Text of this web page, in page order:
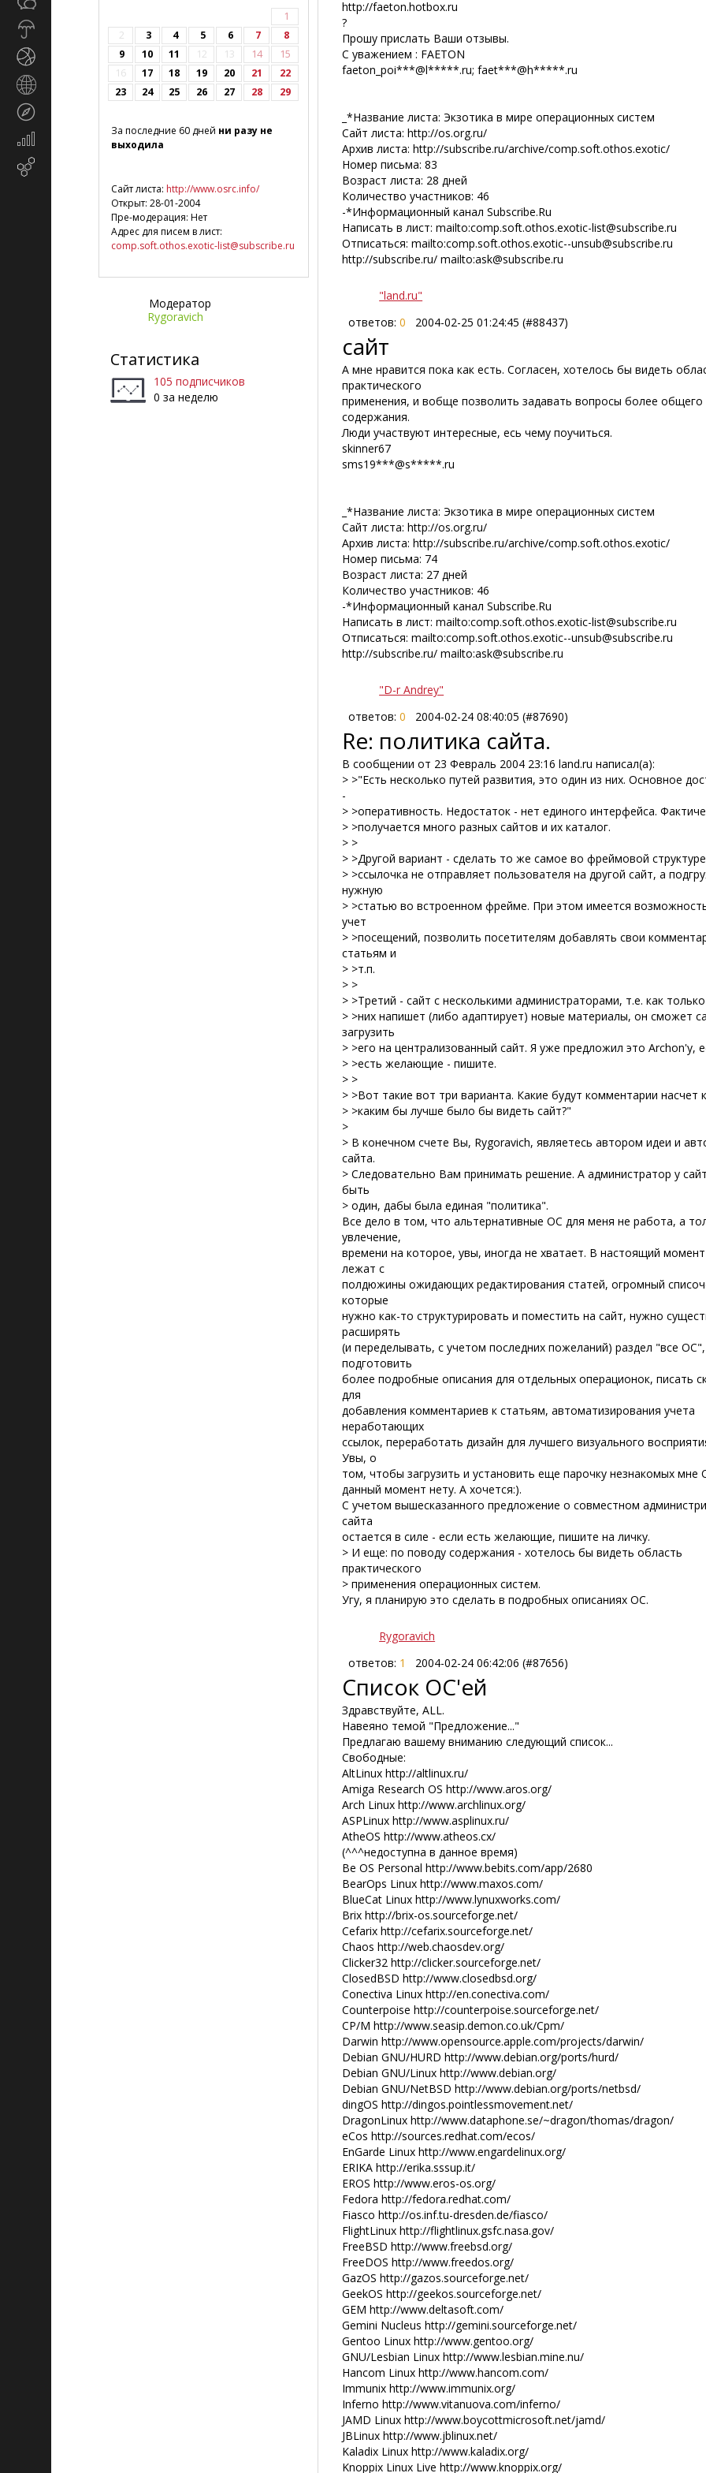
Экономика
маркетинг
1
2
3 4 5 6 7
8
9
10 11 12 13 14
15
16
17 18 19 20 21
22
23
24 25 26 27 28 29
За последние 60 дней ни разу не
выходила
Сайт листа: http://www.osrc.info/
Открыт: 28-01-2004
Пре-модерация: Нет
Адрес для писем в лист:
comp.soft.othos.exotic-list@subscribe.ru
Модератор
Rygoravich
Статистика
105 подписчиков
0 за неделю
http://faeton.hotbox.ru
?
Прошу прислать Ваши отзывы.
С уважением : FAETON
faeton_poi***@l*****.ru; faet***@h*****.ru
_*Название листа: Экзотика в мире операционных систем
Сайт листа: http://os.org.ru/
Архив листа: http://subscribe.ru/archive/comp.soft.othos.exotic/
Номер письма: 83
Возраст листа: 28 дней
Количество участников: 46
-*Информационный канал Subscribe.Ru
Написать в лист: mailto:comp.soft.othos.exotic-list@subscribe.ru
Отписаться: mailto:comp.soft.othos.exotic--unsub@subscribe.ru
http://subscribe.ru/ mailto:ask@subscribe.ru
"land.ru"
ответов:0 2004-02-25 01:24:45 (#88437)
сайт
А мне нравится пока как есть. Согласен, хотелось бы видеть
практического
применения, и вобще позволить задавать вопросы более общего
содержания.
Люди участвуют интересные, есь чему поучиться.
skinner67
sms19***@s*****.ru
_*Название листа: Экзотика в мире операционных систем
Сайт листа: http://os.org.ru/
Архив листа: http://subscribe.ru/archive/comp.soft.othos.exotic/
Номер письма: 74
Возраст листа: 27 дней
Количество участников: 46
-*Информационный канал Subscribe.Ru
Написать в лист: mailto:comp.soft.othos.exotic-list@subscribe.ru
Отписаться: mailto:comp.soft.othos.exotic--unsub@subscribe.ru
http://subscribe.ru/ mailto:ask@subscribe.ru
"D-r Andrey"
ответов:0 2004-02-24 08:40:05 (#87690)
Re: политика сайта.
В сообщении от 23 Февраль 2004 23:16 land.ru написал(a):
> >"Есть несколько путей развития, это один из них. Основное
-
> >оперативность. Недостаток - нет единого интерфейса.
> >получается много разных сайтов и их каталог.
> >
> >Другой вариант - сделать то же самое во фреймовой
> >ссылочка не отправляет пользователя на другой сайт, а
нужную
> >статью во встроенном фрейме. При этом имеется
учет
> >посещений, позволить посетителям добавлять свои
статьям и
> >т.п.
> >
> >Третий - сайт с несколькими администраторами, т.е. как
> >них напишет (либо адаптирует) новые материалы, он сможет
загрузить
> >его на централизованный сайт. Я уже предложил это Archon'у,
> >есть желающие - пишите.
> >
> >Вот такие вот три варианта. Какие будут комментарии насчет
> >каким бы лучше было бы видеть сайт?"
>
> В конечном счете Вы, Rygoravich, являетесь автором идеи и
сайта.
> Следовательно Вам принимать решение. А администратор у
быть
> один, дабы была единая "политика".
Все дело в том, что альтернативные ОС для меня не работа, а
увлечение,
времени на которое, увы, иногда не хватает. В настоящий
лежат с
полдюжины ожидающих редактирования статей, огромный
которые
нужно как-то структурировать и поместить на сайт, нужно
расширять
(и переделывать, с учетом последних пожеланий) раздел "все ОС",
подготовить
более подробные описания для отдельных операционок, писать
для
добавления комментариев к статьям, автоматизирования учета
неработающих
ссылок, переработать дизайн для лучшего визуального
Увы, о
том, чтобы загрузить и установить еще парочку незнакомых мне
данный момент нету. А хочется:).
С учетом вышесказанного предложение о совместном
сайта
остается в силе - если есть желающие, пишите на личку.
> И еще: по поводу содержания - хотелось бы видеть область
практического
> применения операционных систем.
Угу, я планирую это сделать в подробных описаниях ОС.
Rygoravich
ответов: 1 2004-02-24 06:42:06 (#87656)
Список ОС'ей
Здравствуйте, ALL.
Навеяно темой "Предложение..."
Предлагаю вашему вниманию следующий список...
Свободные:
AltLinux http://altlinux.ru/
Amiga Research OS http://www.aros.org/
Arch Linux http://www.archlinux.org/
ASPLinux http://www.asplinux.ru/
AtheOS http://www.atheos.cx/
(^^^недоступна в данное время)
Be OS Personal http://www.bebits.com/app/2680
BearOps Linux http://www.maxos.com/
BlueCat Linux http://www.lynuxworks.com/
Brix http://brix-os.sourceforge.net/
Cefarix http://cefarix.sourceforge.net/
Chaos http://web.chaosdev.org/
Clicker32 http://clicker.sourceforge.net/
ClosedBSD http://www.closedbsd.org/
Conectiva Linux http://en.conectiva.com/
Counterpoise http://counterpoise.sourceforge.net/
CP/M http://www.seasip.demon.co.uk/Cpm/
Darwin http://www.opensource.apple.com/projects/darwin/
Debian GNU/HURD http://www.debian.org/ports/hurd/
Debian GNU/Linux http://www.debian.org/
Debian GNU/NetBSD http://www.debian.org/ports/netbsd/
dingOS http://dingos.pointlessmovement.net/
DragonLinux http://www.dataphone.se/~dragon/thomas/dragon/
eCos http://sources.redhat.com/ecos/
EnGarde Linux http://www.engardelinux.org/
ERIKA http://erika.sssup.it/
EROS http://www.eros-os.org/
Fedora http://fedora.redhat.com/
Fiasco http://os.inf.tu-dresden.de/fiasco/
FlightLinux http://flightlinux.gsfc.nasa.gov/
FreeBSD http://www.freebsd.org/
FreeDOS http://www.freedos.org/
GazOS http://gazos.sourceforge.net/
GeekOS http://geekos.sourceforge.net/
GEM http://www.deltasoft.com/
Gemini Nucleus http://gemini.sourceforge.net/
Gentoo Linux http://www.gentoo.org/
GNU/Lesbian Linux http://www.lesbian.mine.nu/
Hancom Linux http://www.hancom.com/
Immunix http://www.immunix.org/
Inferno http://www.vitanuova.com/inferno/
JAMD Linux http://www.boycottmicrosoft.net/jamd/
JBLinux http://www.jblinux.net/
Kaladix Linux http://www.kaladix.org/
Knoppix Linux Live http://www.knoppix.org/